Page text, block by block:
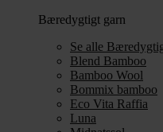
Bæredygtigt garn
Se alle
Blend Bamboo
Bamboo Wool
Bommix bamboo
Eco Vita Raffia
Luna